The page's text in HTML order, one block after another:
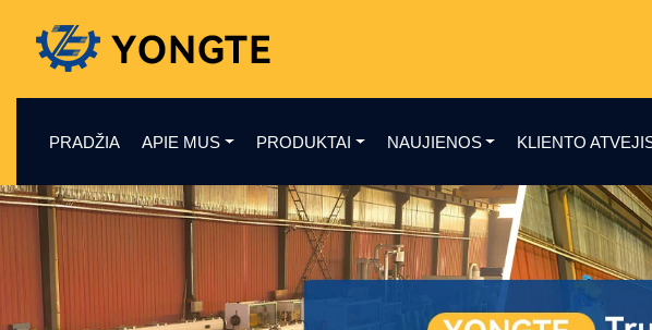
PRADŽIA APIE MUS PRODUKTAI NAUJIENOS KLIENTO